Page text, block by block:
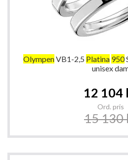
OlympenVB1-2,5 Platina 950
unisex
12 104
Ord. pris
15 130